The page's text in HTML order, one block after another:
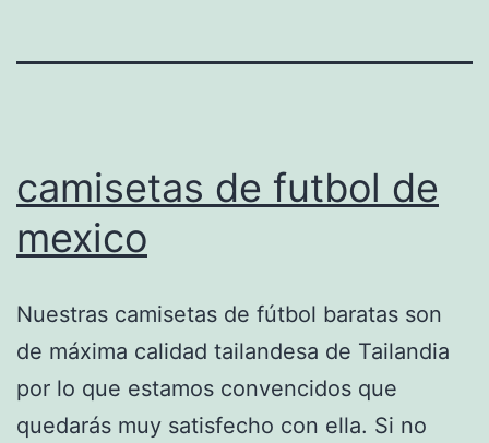
camisetas de futbol de
mexico
Nuestras camisetas de fútbol baratas son
de máxima calidad tailandesa de Tailandia
por lo que estamos convencidos que
quedarás muy satisfecho con ella. Si no